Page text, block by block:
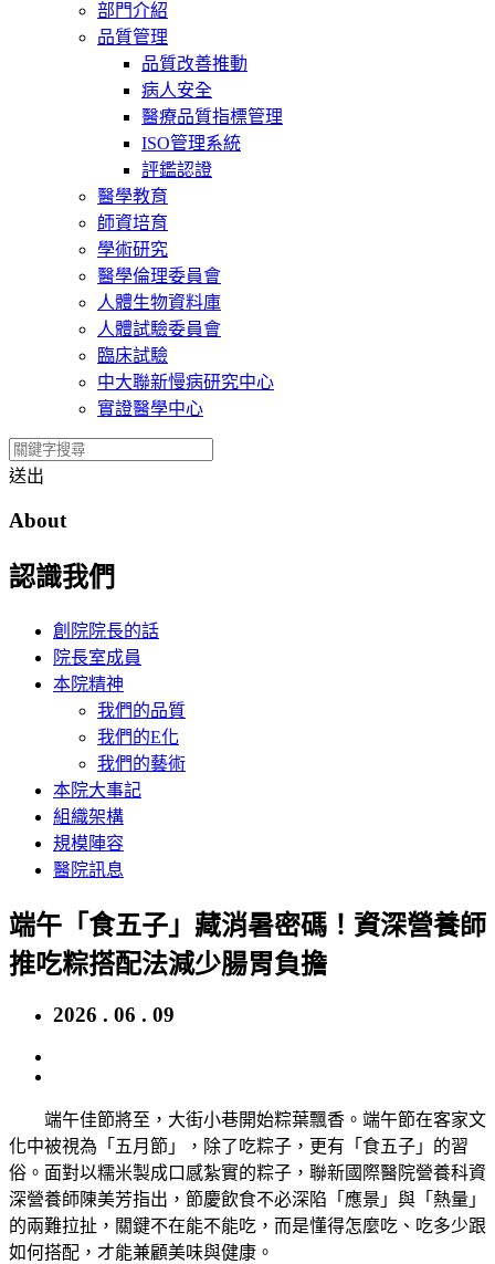
部門介紹
品質管理
品質改善推動
病人安全
醫療品質指標管理
ISO管理系統
評鑑認證
醫學教育
師資培育
學術研究
醫學倫理委員會
人體生物資料庫
人體試驗委員會
臨床試驗
中大聯新慢病研究中心
實證醫學中心
送出
About
認識我們
創院院長的話
院長室成員
本院精神
我們的品質
我們的E化
我們的藝術
本院大事記
組織架構
規模陣容
醫院訊息
端午「食五子」藏消暑密碼！資深營養師
推吃粽搭配法減少腸胃負擔
2026 . 06 . 09
端午佳節將至，大街小巷開始粽葉飄香。端午節在客家文
化中被視為「五月節」，除了吃粽子，更有「食五子」的習
俗。面對以糯米製成口感紮實的粽子，聯新國際醫院營養科資
深營養師陳美芳指出，節慶飲食不必深陷「應景」與「熱量」
的兩難拉扯，關鍵不在能不能吃，而是懂得怎麼吃、吃多少跟
如何搭配，才能兼顧美味與健康。